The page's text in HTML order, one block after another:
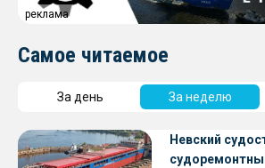
реклама
Самое читаемое
За день За неделю
Невский